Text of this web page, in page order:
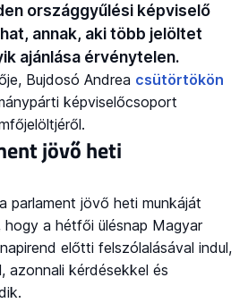
országgyűlési képviselő
annak, aki több jelöltet
ajánlása érvénytelen.
Bujdosó Andrea csütörtökön
képviselőcsoport
jövő heti
parlament jövő heti munkáját
a hétfői ülésnap Magyar
előtti felszólalásával indul,
azonnali kérdésekkel és